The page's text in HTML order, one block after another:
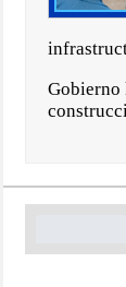
Gobierno